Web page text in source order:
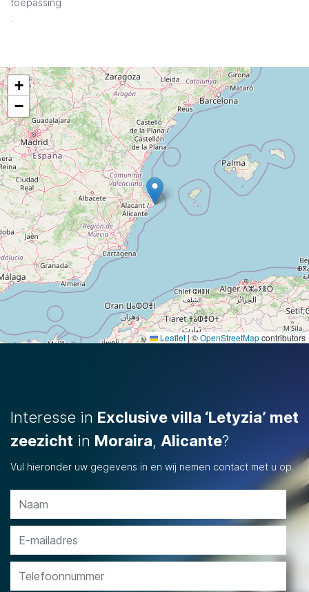
+
−
Leaflet |©OpenStreetMapcontributors
Interesse in Exclusive villa ‘Letyzia’ met
zeezicht in Moraira, Alicante?
Vul hieronder uw gegevens in en wij nemen contact met u op.